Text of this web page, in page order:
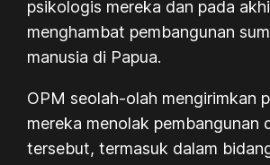
psikologis mereka dan pada
menghambat pembangunan
manusia di Papua.
OPM seolah-olah mengirimkan
mereka menolak pembangunan
tersebut, termasuk dalam